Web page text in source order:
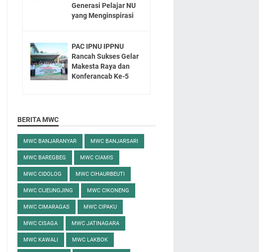
Generasi Pelajar NU
yang Menginspirasi
PAC IPNU IPPNU
Rancah Sukses Gelar
Makesta Raya dan
Konferancab Ke-5
BERITA MWC
MWC BANJARANYAR MWC BANJARSARI
MWC BAREGBEG MWC CIAMIS
MWC CIDOLOG MWC CIHAURBEUTI
MWC CIJEUNGJING MWC CIKONENG
MWC CIMARAGAS MWC CIPAKU
MWC CISAGA MWC JATINAGARA
MWC KAWALI MWC LAKBOK